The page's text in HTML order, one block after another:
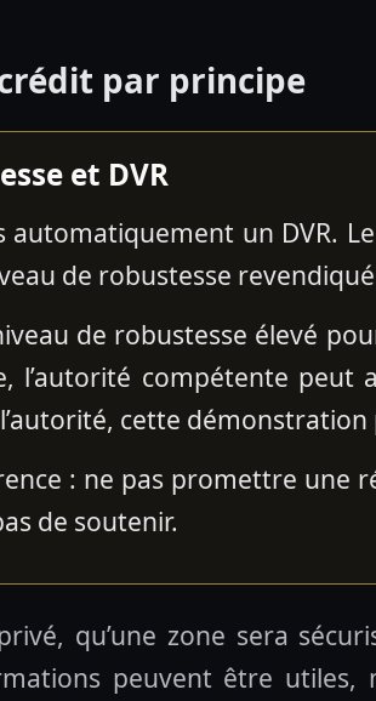
par principe
et DVR
un DVR.
de robustesse
de robustesse élevé
l’autorité compétente
cette démonstration
: ne pas promettre une
de soutenir.
qu’une zone sera
peuvent être